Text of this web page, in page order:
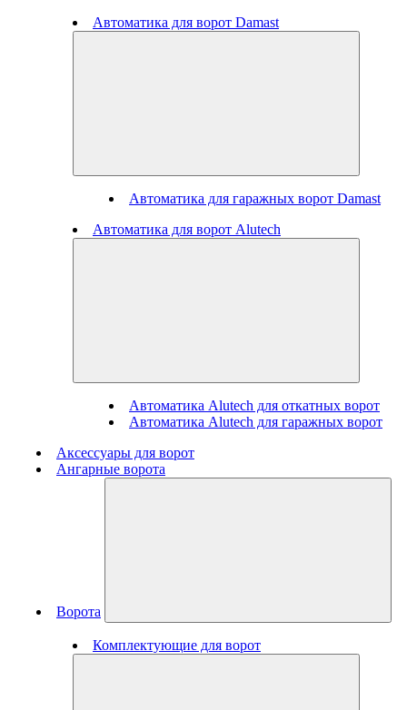
Автоматика для ворот Damast
Автоматика для гаражных ворот Damast
Автоматика для ворот Alutech
Автоматика Alutech для откатных ворот
Автоматика Alutech для гаражных ворот
Аксессуары для ворот
Ангарные ворота
Ворота
Комплектующие для ворот